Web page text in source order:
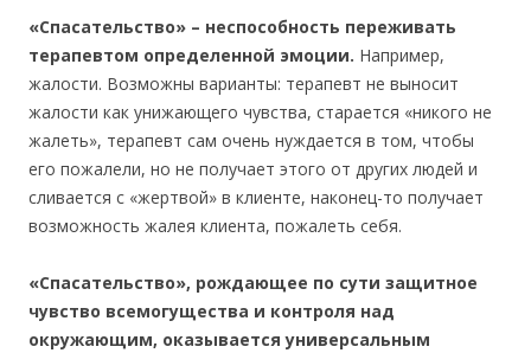
«Спасательство» – неспособность переживать
терапевтом определенной эмоции. Например,
жалости. Возможны варианты: терапевт не выносит
жалости как унижающего чувства, старается «никого не
жалеть», терапевт сам очень нуждается в том, чтобы
его пожалели, но не получает этого от других людей и
сливается с «жертвой» в клиенте, наконец-то получает
возможность жалея клиента, пожалеть себя.
«Спасательство», рождающее по сути защитное
чувство всемогущества и контроля над
окружающим, оказывается универсальным